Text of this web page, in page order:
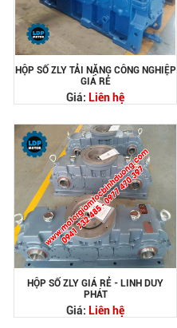
HỘP SỐ ZLY TẢI NẶNG CÔNG NGHIỆP
GIÁ RẺ
Giá: Liên hệ
HỘP SỐ ZLY GIÁ RẺ - LINH DUY
PHÁT
Giá: Liên hệ